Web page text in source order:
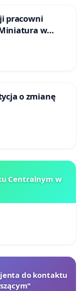
pracowni
w
o zmianę
Centralnym w
do kontaktu